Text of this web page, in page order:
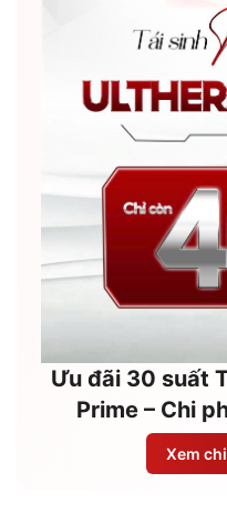
Ưu đãi 30 suất
Prime – Chi
Xem